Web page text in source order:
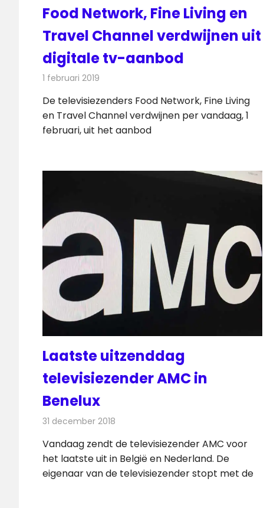
Food Network, Fine Living en
Travel Channel verdwijnen uit
digitale tv-aanbod
1 februari 2019
De televisiezenders Food Network, Fine Living
en Travel Channel verdwijnen per vandaag, 1
februari, uit het aanbod
Laatste uitzenddag
televisiezender AMC in
Benelux
31 december 2018
Vandaag zendt de televisiezender AMC voor
het laatste uit in België en Nederland. De
eigenaar van de televisiezender stopt met de